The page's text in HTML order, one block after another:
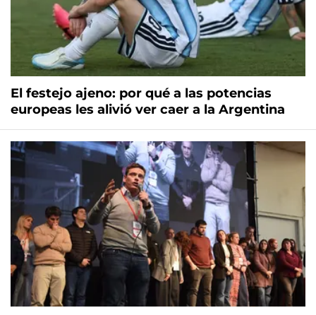
El festejo ajeno: por qué a las potencias
europeas les alivió ver caer a la Argentina